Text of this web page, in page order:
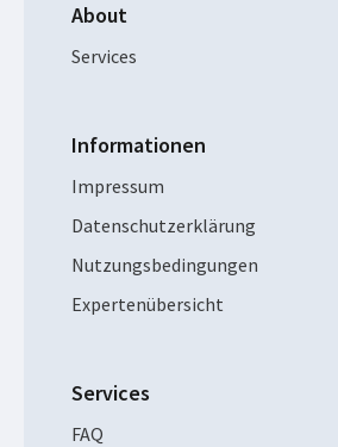
About
Services
Informationen
Impressum
Datenschutzerklärung
Nutzungsbedingungen
Expertenübersicht
Services
FAQ